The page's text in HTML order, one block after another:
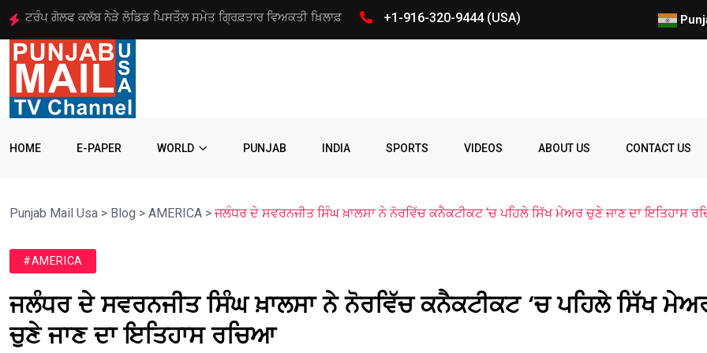
ਅਮਰੀਕਾ ਵੱਲੋਂ ਨਸ਼ਾ ਤਸਕਰੀ ਗਿਰੋਹ ਦੇ 8 ਆਗੂਆਂ ‘ਤੇ 10 ਕੋਵਿਡ-19 ਬਾਰੇ ਰਾਬਰਟ ਐੱਫ.
+1-916-320-9444 (USA)
HOME E-PAPER WORLD PUNJAB INDIA SPORTS VIDEOS ABOUT US CONTACT US
Ohio Parade Party Police prize Student
Punjab Mail Usa > Blog > AMERICA >ਜਲੰਧਰ ਦੇ ਸਵਰਨਜੀਤ ਸਿੰਘ ਖ਼ਾਲਸਾ ਨੇ ਨੋਰਵਿੱਚ ਕਨੈਕਟੀਕਟ ‘ਚ ਪਹਿਲੇ ਸਿੱਖ ਮੇਅਰ ਚੁਣੇ ਜਾਣ ਦਾ ਇਤਿਹਾਸ
#AMERICA
ਜਲੰਧਰ ਦੇ ਸਵਰਨਜੀਤ ਸਿੰਘ ਖ਼ਾਲਸਾ ਨੇ ਨੋਰਵਿੱਚ ਕਨੈਕਟੀਕਟ ‘ਚ ਪਹਿਲੇ ਸਿੱਖ
ਚੁਣੇ ਜਾਣ ਦਾ ਇਤਿਹਾਸ ਰਚਿਆ